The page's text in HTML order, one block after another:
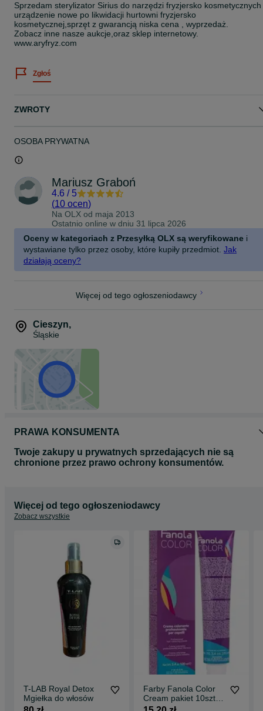
Sprzedam sterylizator Sirius do narzędzi fryzjersko kosmetycznych
urządzenie nowe po likwidacji hurtowni fryzjersko
kosmetycznej,sprzęt z gwarancją niska cena , wyprzedaż.
Zobacz inne nasze aukcje,oraz sklep internetowy.
www.aryfryz.com
Zgłoś
ZWROTY
OSOBA PRYWATNA
Mariusz Graboń
4.6 / 5
(10 ocen)
Na OLX od maja 2013
Ostatnio online w dniu 31 lipca 2026
Oceny w kategoriach z Przesyłką OLX są weryfikowane i
wystawiane tylko przez osoby, które kupiły przedmiot. Jak
działają oceny?
Więcej od tego ogłoszeniodawcy
Cieszyn,
Śląskie
PRAWA KONSUMENTA
Twoje zakupy u prywatnych sprzedających nie są
chronione przez prawo ochrony konsumentów.
Więcej od tego ogłoszeniodawcy
Zobacz wszystkie
T-LAB Royal Detox
Mgiełka do włosów
Farby Fanola Color
Cream pakiet 10szt
(cena za szt 15,20zł)